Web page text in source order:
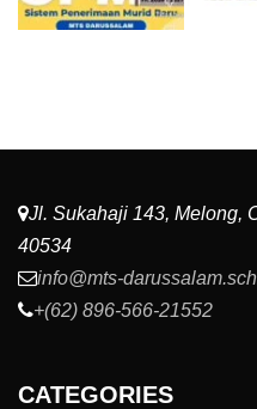
Jl. Sukahaji 143, Melong,
40534
info@mts-
+(62) 896-566-21552
CATEGORIES